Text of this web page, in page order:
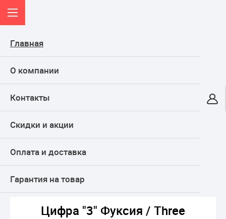
Главная
О компании
Контакты
Скидки и акции
Оплата и доставка
Гарантия на товар
Онлайн-гипермаркет
КАТАЛОГ
Воздушные шары
Фольгированные
Цифры
Цифра "3" Фуксия / Three
Цифра "3" Фуксия / Three